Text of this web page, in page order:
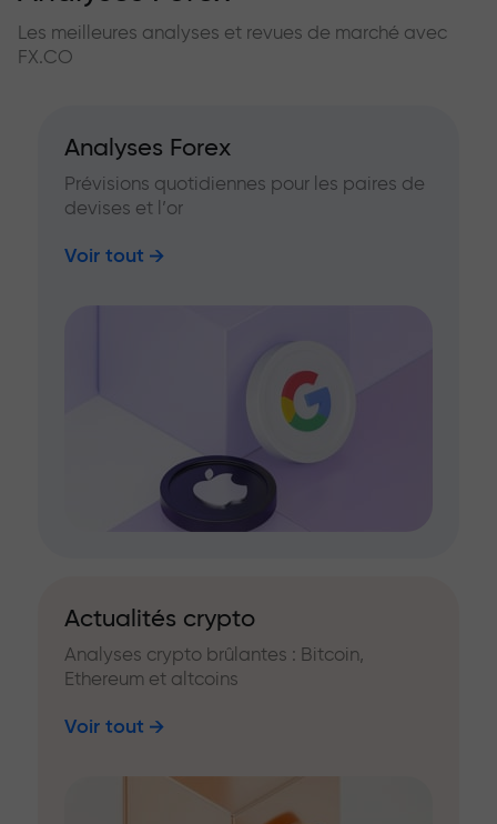
Les meilleures analyses et revues de marché avec
FX.CO
Analyses Forex
Prévisions quotidiennes pour les paires de
devises et l’or
Voir tout
Actualités crypto
Analyses crypto brûlantes : Bitcoin,
Ethereum et altcoins
Voir tout